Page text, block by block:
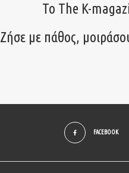
Το The K-
Ζήσε με πάθος,
FACEBOOK